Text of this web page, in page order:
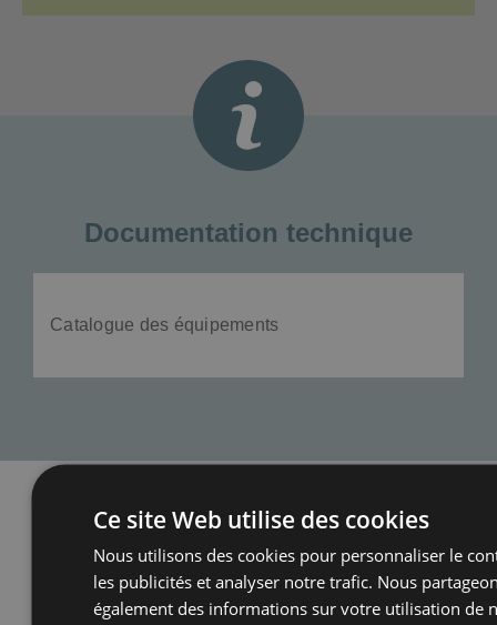
Documentation technique
Catalogue des équipements
Vous pouvez également être
Ce site Web utilise des cookies
Nous utilisons des cookies pour personnaliser le
les publicités et analyser notre trafic. Nous
également des informations sur votre utilisation de